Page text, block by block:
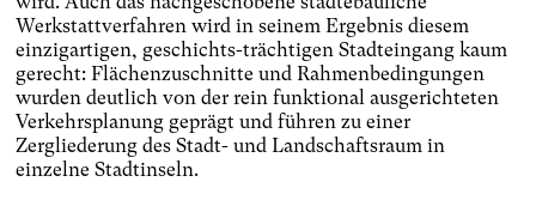
Werkstattverfahren wird in seinem Ergebnis diesem
einzigartigen, geschichts-trächtigen Stadteingang kaum
gerecht: Flächenzuschnitte und Rahmenbedingungen
wurden deutlich von der rein funktional ausgerichteten
Verkehrsplanung geprägt und führen zu einer
Zergliederung des Stadt- und Landschaftsraum in
einzelne Stadtinseln.